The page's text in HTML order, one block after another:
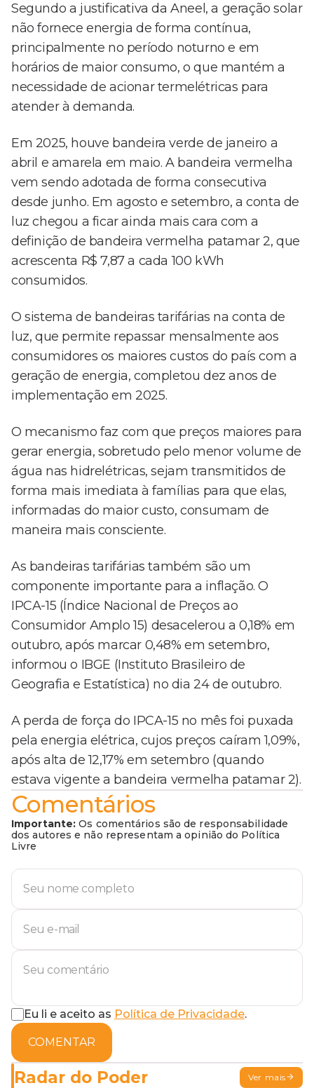
Segundo a justificativa da Aneel, a geração solar
não fornece energia de forma contínua,
principalmente no período noturno e em
horários de maior consumo, o que mantém a
necessidade de acionar termelétricas para
atender à demanda.
Em 2025, houve bandeira verde de janeiro a
abril e amarela em maio. A bandeira vermelha
vem sendo adotada de forma consecutiva
desde junho. Em agosto e setembro, a conta de
luz chegou a ficar ainda mais cara com a
definição de bandeira vermelha patamar 2, que
acrescenta R$ 7,87 a cada 100 kWh
consumidos.
O sistema de bandeiras tarifárias na conta de
luz, que permite repassar mensalmente aos
consumidores os maiores custos do país com a
geração de energia, completou dez anos de
implementação em 2025.
O mecanismo faz com que preços maiores para
gerar energia, sobretudo pelo menor volume de
água nas hidrelétricas, sejam transmitidos de
forma mais imediata à famílias para que elas,
informadas do maior custo, consumam de
maneira mais consciente.
As bandeiras tarifárias também são um
componente importante para a inflação. O
IPCA-15 (Índice Nacional de Preços ao
Consumidor Amplo 15) desacelerou a 0,18% em
outubro, após marcar 0,48% em setembro,
informou o IBGE (Instituto Brasileiro de
Geografia e Estatística) no dia 24 de outubro.
A perda de força do IPCA-15 no mês foi puxada
pela energia elétrica, cujos preços caíram 1,09%,
após alta de 12,17% em setembro (quando
estava vigente a bandeira vermelha patamar 2).
Comentários
Importante: Os comentários são de responsabilidade
dos autores e não representam a opinião do Política
Livre
Eu li e aceito as Política de Privacidade.
COMENTAR
Radar do Poder Ver mais